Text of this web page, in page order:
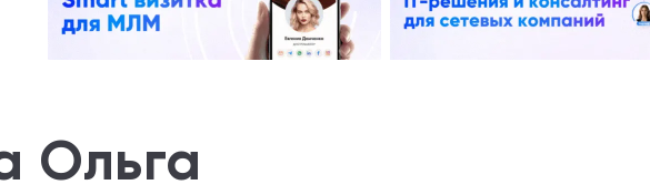
Ольга